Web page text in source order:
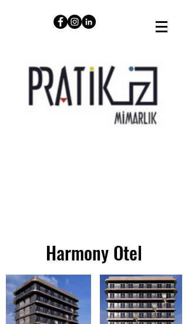
Harmony Otel